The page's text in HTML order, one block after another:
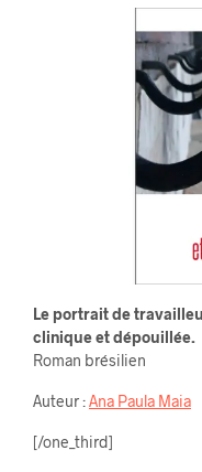
Le portrait de
clinique et dépouillée.
Roman brésilien
Auteur :Ana Paula Maia
[/one_third]